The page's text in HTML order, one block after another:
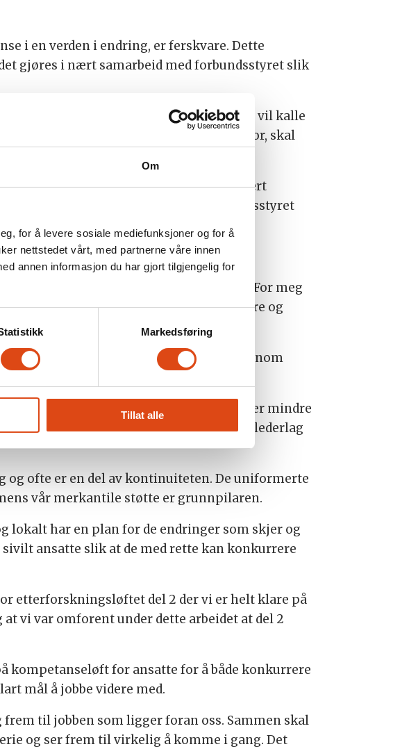
Om
for å levere sosiale mediefunksjoner og for å
nettstedet vårt, med partnerne våre innen
annen informasjon du har gjort tilgjengelig for
Markedsføring
Tillat alle
i en verden i endring, er ferskvare. Dette
gjøres i nært samarbeid med forbundsstyret slik
sier. Her er jeg også opptatt av det jeg vil kalle
på de utfordringene vi står ovenfor, skal
nye medlemmer er omtanke. Hvert
jeg er satt til – sammen med forbundsstyret
som skriker høyest og klager mest. For meg
alle uniformerte bærer på høyre og
å optimalisere de gode løsninger vi gjennom
samhold, samarbeid og tillit.
Politidistriktene har i større eller mindre
grad av digitalisering. Norges Politilederlag
ofte er en del av kontinuiteten. De uniformerte
vår merkantile støtte er grunnpilaren.
lokalt har en plan for de endringer som skjer og
ansatte slik at de med rette kan konkurrere
etterforskningsløftet del 2 der vi er helt klare på
vi var omforent under dette arbeidet at del 2
kompetanseløft for ansatte for å både konkurrere
mål å jobbe videre med.
til jobben som ligger foran oss. Sammen skal
og ser frem til virkelig å komme i gang. Det